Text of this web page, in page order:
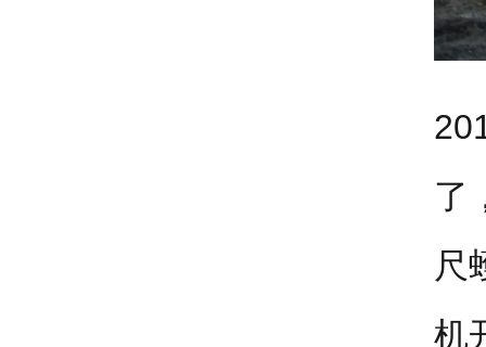
了
尺
机